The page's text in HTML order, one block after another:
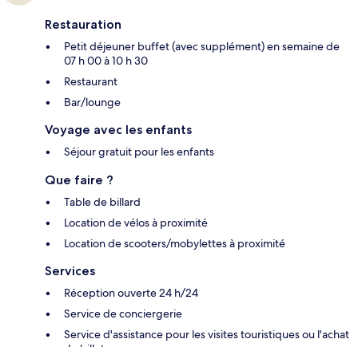
Restauration
Petit déjeuner buffet (avec supplément) en semaine de
07 h 00 à 10 h 30
Restaurant
Bar/lounge
Voyage avec les enfants
Séjour gratuit pour les enfants
Que faire ?
Table de billard
Location de vélos à proximité
Location de scooters/mobylettes à proximité
Services
Réception ouverte 24 h/24
Service de conciergerie
Service d'assistance pour les visites touristiques ou l'achat